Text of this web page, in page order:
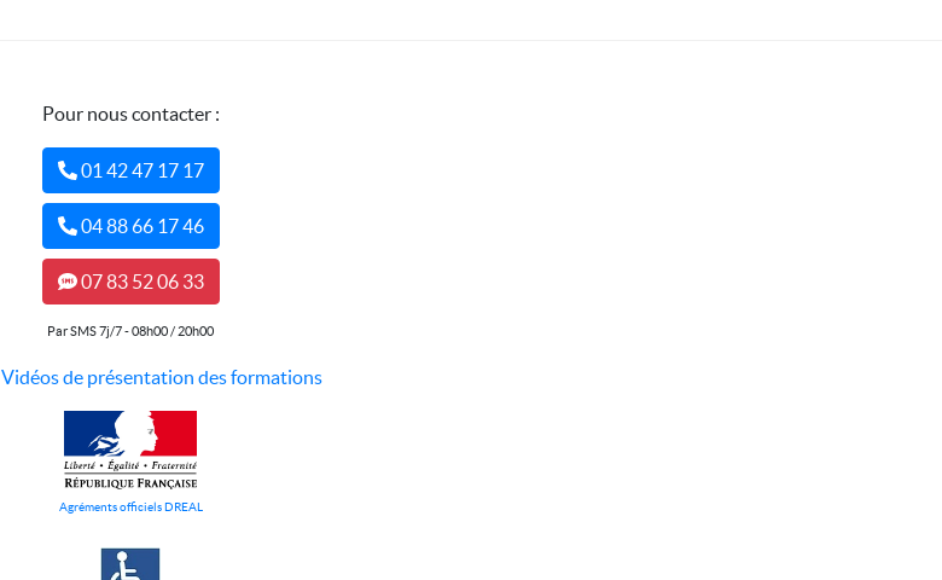
Pour nous contacter :
01 42 47 17 17
04 88 66 17 46
07 83 52 06 33
Par SMS 7j/7 - 08h00 / 20h00
Vidéos de présentation des formations
Agréments officiels DREAL